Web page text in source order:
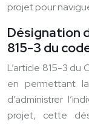
projet pour
Désignation
815-3 du
L’article 815-3
en permettant
d’administrer
projet, cette